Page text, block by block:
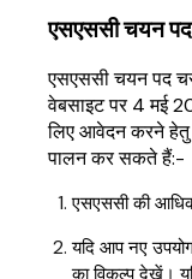
एसएससी चयन
एसएससी चयन पद
वेबसाइट पर 4 मई
लिए आवेदन करने हेतु
पालन कर सकते हैं:-
एसएससी की
यदि आप नए